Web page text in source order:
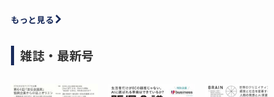
もっと見る
雑誌・最新号